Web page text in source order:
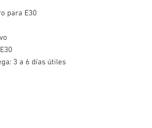
para E30
3 a 6 días útiles